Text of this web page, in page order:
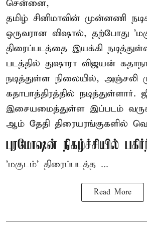
சென்னை,
தமிழ் சினிமாவின் முன்னணி
ஒருவரான விஷால், தற்போது
திரைப்படத்தை இயக்கி
படத்தில் துஷாரா விஜயன்
நடித்துள்ள நிலையில், அஞ்சலி
கதாபாத்திரத்தில் நடித்துள்ளார்.
இசையமைத்துள்ள இப்படம்
ஆம் தேதி திரையரங்குகளில்
புரமோஷன் நிகழ்ச்சியில்
'மகுடம்' திரைப்படத்த ...
Read More